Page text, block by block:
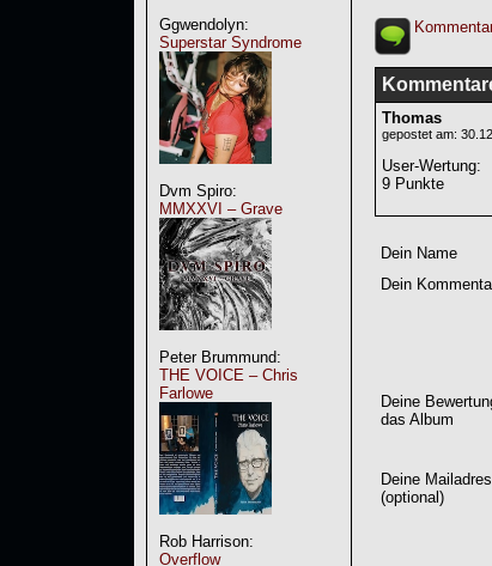
Ggwendolyn:
Superstar Syndrome
Dvm Spiro:
MMXXVI – Grave
Peter Brummund:
THE VOICE – Chris
Farlowe
Rob Harrison:
Overflow
Thomas
gepostet am:
User-Wertung:
9 Punkte
Dein Name
Dein
Deine
das Album
Deine
(optional)